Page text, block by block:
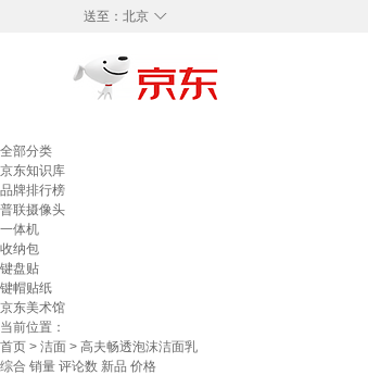
◇
送至： 北京
全部分类
京东知识库
品牌排行榜
普联摄像头
一体机
收纳包
键盘贴
键帽贴纸
京东美术馆
当前位置：
首页 > 洁面 > 高夫畅透泡沫洁面乳
综合 销量 评论数 新品 价格